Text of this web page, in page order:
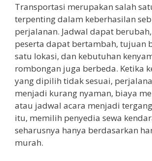
Transportasi merupakan salah
terpenting dalam keberhasilan
perjalanan. Jadwal dapat
peserta dapat bertambah, tujuan
satu lokasi, dan kebutuhan
rombongan juga berbeda. Ketika
yang dipilih tidak sesuai,
menjadi kurang nyaman, biaya
atau jadwal acara menjadi
itu, memilih penyedia sewa
seharusnya hanya berdasarkan
murah.